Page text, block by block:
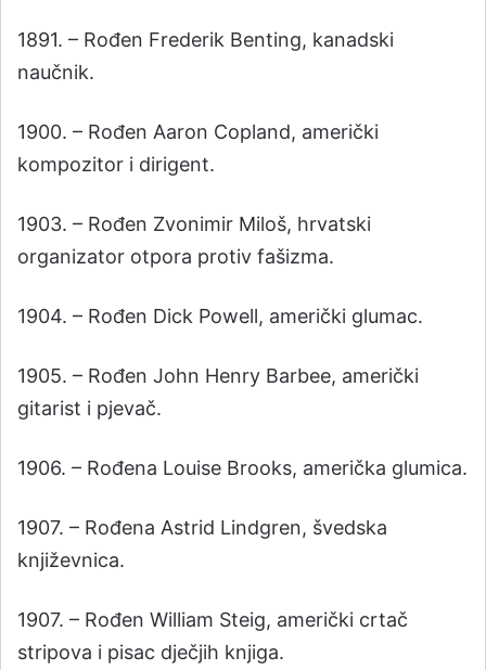
1891. – Rođen Frederik Benting, kanadski
naučnik.
1900. – Rođen Aaron Copland, američki
kompozitor i dirigent.
1903. – Rođen Zvonimir Miloš, hrvatski
organizator otpora protiv fašizma.
1904. – Rođen Dick Powell, američki glumac.
1905. – Rođen John Henry Barbee, američki
gitarist i pjevač.
1906. – Rođena Louise Brooks, američka glumica.
1907. – Rođena Astrid Lindgren, švedska
književnica.
1907. – Rođen William Steig, američki crtač
stripova i pisac dječjih knjiga.